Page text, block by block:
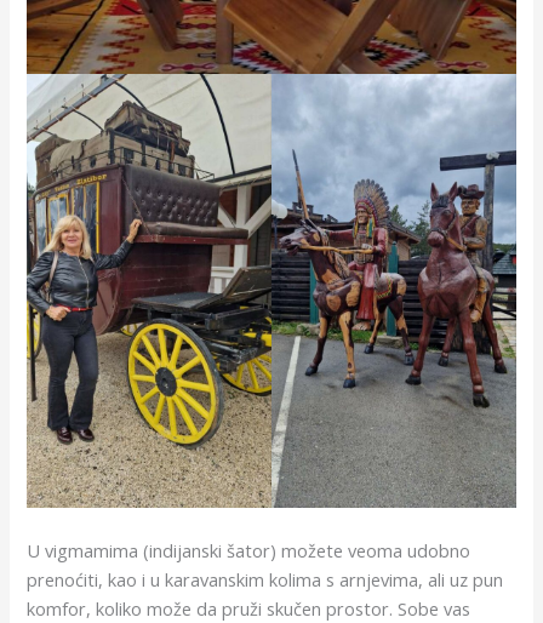
U vigmamima (indijanski šator) možete veoma udobno
prenoćiti, kao i u karavanskim kolima s arnjevima, ali uz pun
komfor, koliko može da pruži skučen prostor. Sobe vas